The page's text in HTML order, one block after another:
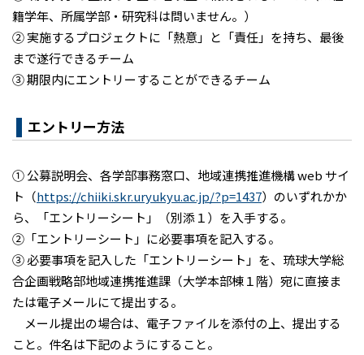
籍学年、所属学部・研究科は問いません。）
② 実施するプロジェクトに「熱意」と「責任」を持ち、最後
まで遂行できるチーム
③ 期限内にエントリーすることができるチーム
エントリー方法
① 公募説明会、各学部事務窓口、地域連携推進機構 web サイ
ト（https://chiiki.skr.uryukyu.ac.jp/?p=1437）のいずれかか
ら、「エントリーシート」（別添１）を入手する。
②「エントリーシート」に必要事項を記入する。
③ 必要事項を記入した「エントリーシート」を、琉球大学総
合企画戦略部地域連携推進課（大学本部棟１階）宛に直接ま
たは電子メールにて提出する。
メール提出の場合は、電子ファイルを添付の上、提出する
こと。件名は下記のようにすること。